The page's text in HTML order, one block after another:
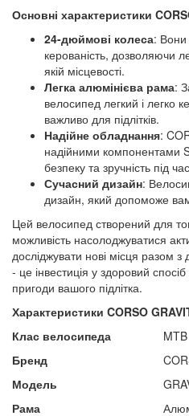
Основні характеристики
24-дюймові колеса: Вони
керованість, дозволяючи
якій місцевості.
Легка алюмінієва рама:
велосипед легкий і легко
важливо для підлітків.
Надійне обладнання:
надійними компонентами
безпеку та зручність під
Сучасний дизайн:
дизайн, який допоможе
Цей велосипед створений для
можливість насолоджуватися
досліджувати нові місця разом
- це інвестиція у здоровий
пригоди вашого підлітка.
Характеристики CORSO
Клас велосипеда
MTB
Бренд
Модель
Рама